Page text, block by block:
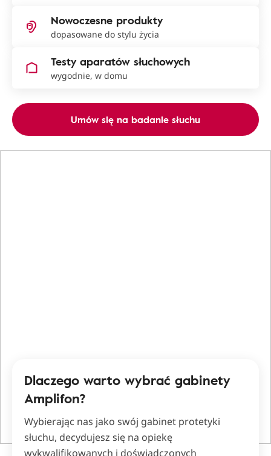
Nowoczesne produkty
dopasowane do stylu życia
Testy aparatów słuchowych
wygodnie, w domu
Umów się na badanie słuchu
Dlaczego warto wybrać gabinety
Amplifon?
Wybierając nas jako swój gabinet protetyki
słuchu, decydujesz się na opiekę
wykwalifikowanych i doświadczonych